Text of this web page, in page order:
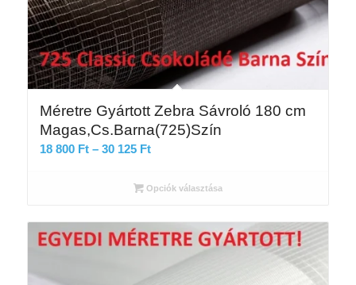
Méretre Gyártott Zebra Sávroló 180 cm
Magas,Cs.Barna(725)Szín
18 800 Ft – 30 125 FtÁrtartomány:
800 Ft
30
125 Ft
Opciók választása